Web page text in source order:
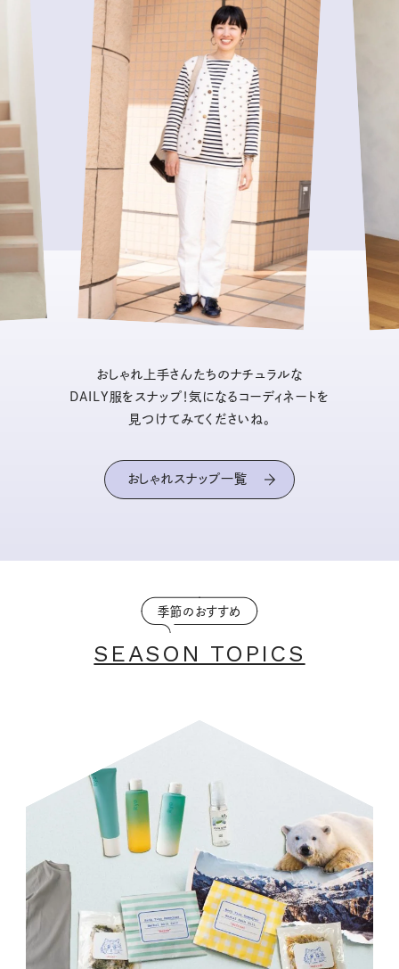
おしゃれ上手さんたちのナチュラルな
DAILY服をスナップ！気になるコーディネートを
見つけてみてくださいね。
おしゃれスナップ一覧
季節のおすすめ
SEASON TOPICS